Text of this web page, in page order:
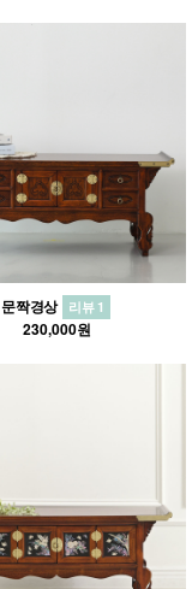
문짝경상 리뷰 1
230,000원